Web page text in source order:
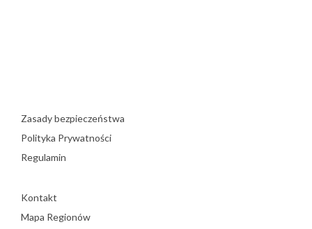
Zasady bezpieczeństwa
Polityka Prywatności
Regulamin
Kontakt
Mapa Regionów